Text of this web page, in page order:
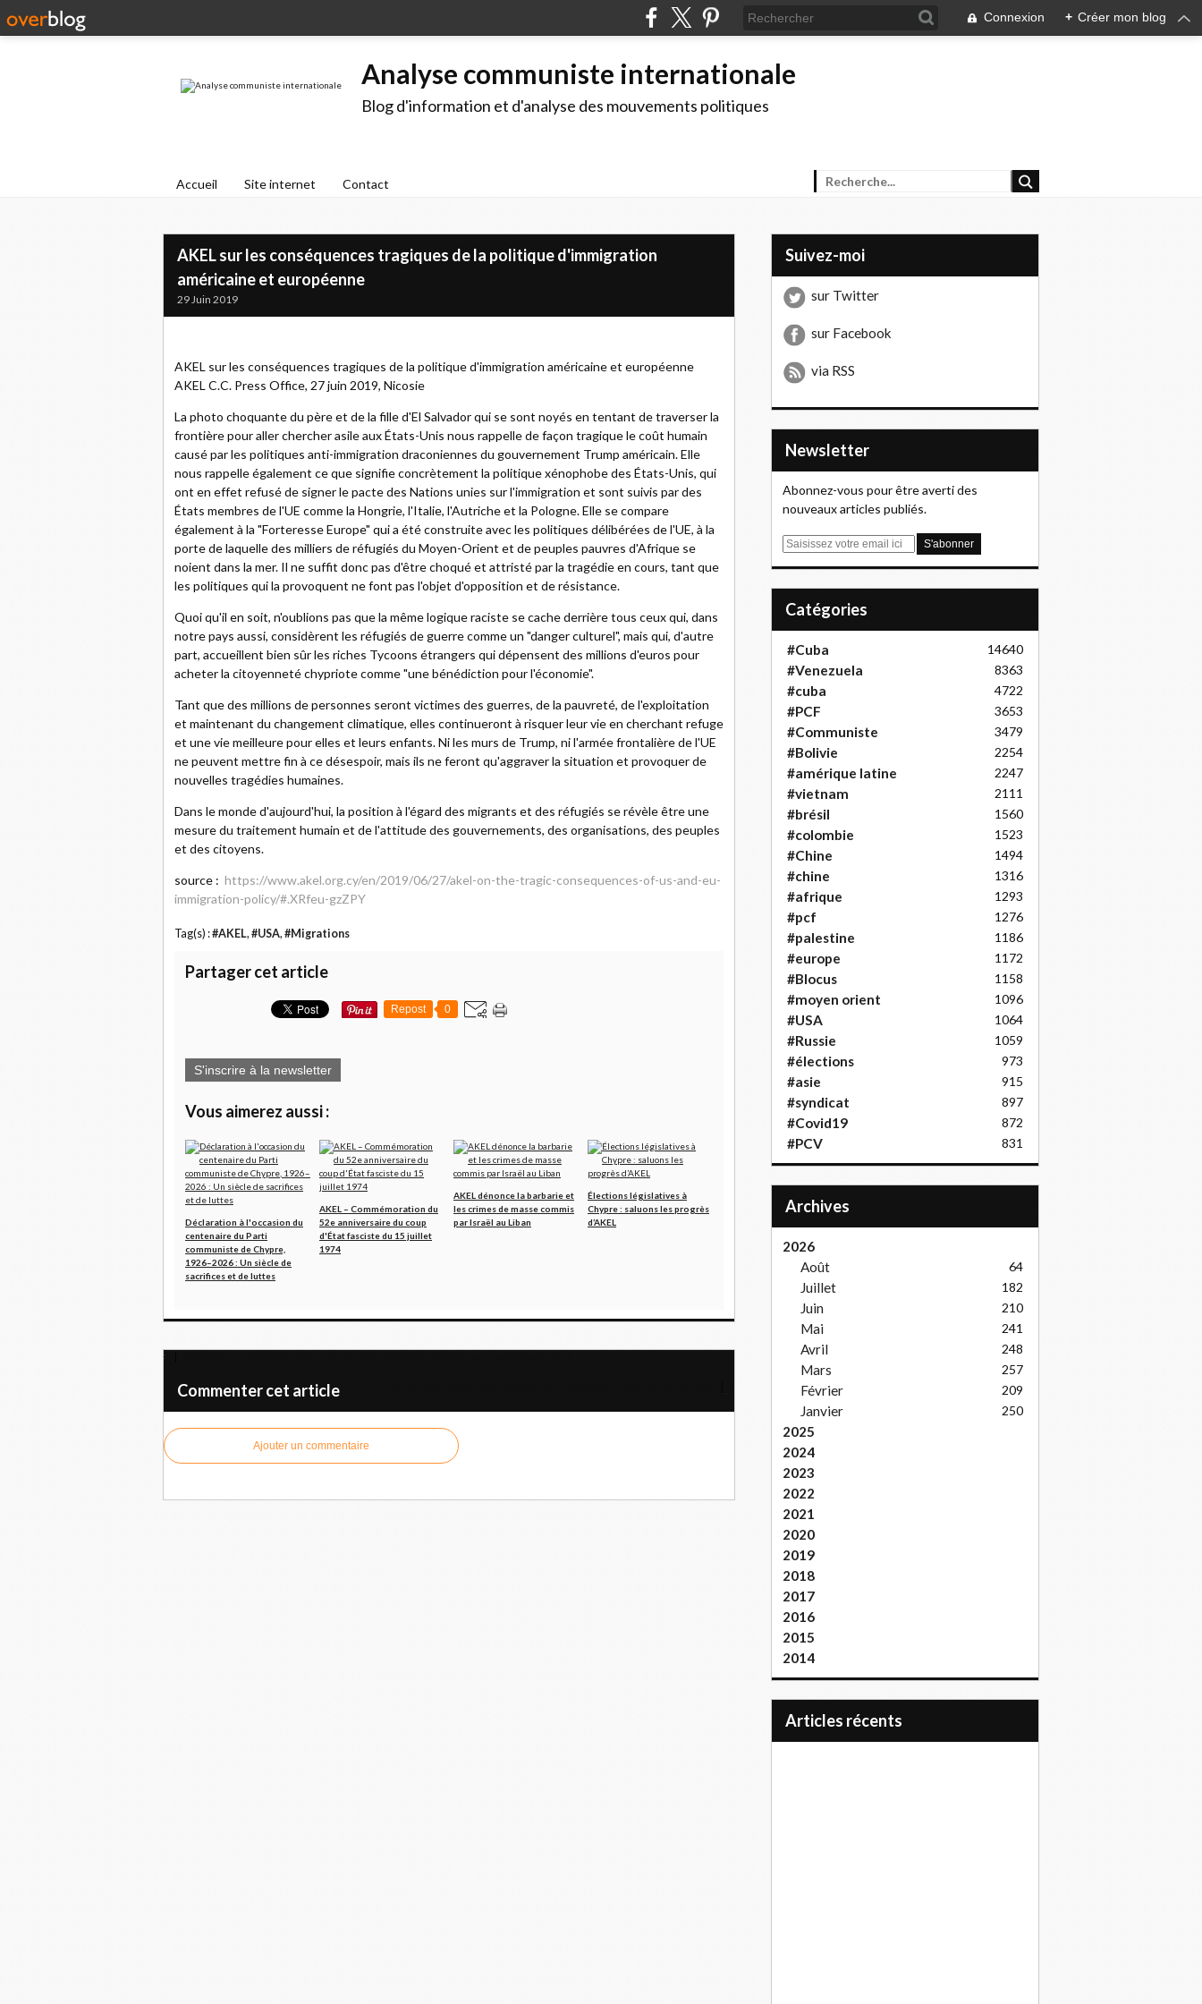
Connexion + Créer mon blog
Analyse communiste internationale
Blog d'information et d'analyse des mouvements politiques
Accueil Site internet Contact
AKEL sur les conséquences tragiques de la politique d'immigration
américaine et européenne
29 Juin 2019
AKEL sur les conséquences tragiques de la politique d'immigration américaine et européenne
AKEL C.C. Press Office, 27 juin 2019, Nicosie
La photo choquante du père et de la fille d'El Salvador qui se sont noyés en tentant de traverser la
frontière pour aller chercher asile aux États-Unis nous rappelle de façon tragique le coût humain
causé par les politiques anti-immigration draconiennes du gouvernement Trump américain. Elle
nous rappelle également ce que signifie concrètement la politique xénophobe des États-Unis, qui
ont en effet refusé de signer le pacte des Nations unies sur l'immigration et sont suivis par des
États membres de l'UE comme la Hongrie, l'Italie, l'Autriche et la Pologne. Elle se compare
également à la "Forteresse Europe" qui a été construite avec les politiques délibérées de l'UE, à la
porte de laquelle des milliers de réfugiés du Moyen-Orient et de peuples pauvres d'Afrique se
noient dans la mer. Il ne suffit donc pas d'être choqué et attristé par la tragédie en cours, tant que
les politiques qui la provoquent ne font pas l'objet d'opposition et de résistance.
Quoi qu'il en soit, n'oublions pas que la même logique raciste se cache derrière tous ceux qui, dans
notre pays aussi, considèrent les réfugiés de guerre comme un "danger culturel", mais qui, d'autre
part, accueillent bien sûr les riches Tycoons étrangers qui dépensent des millions d'euros pour
acheter la citoyenneté chypriote comme "une bénédiction pour l'économie".
Tant que des millions de personnes seront victimes des guerres, de la pauvreté, de l'exploitation
et maintenant du changement climatique, elles continueront à risquer leur vie en cherchant refuge
et une vie meilleure pour elles et leurs enfants. Ni les murs de Trump, ni l'armée frontalière de l'UE
ne peuvent mettre fin à ce désespoir, mais ils ne feront qu'aggraver la situation et provoquer de
nouvelles tragédies humaines.
Dans le monde d'aujourd'hui, la position à l'égard des migrants et des réfugiés se révèle être une
mesure du traitement humain et de l'attitude des gouvernements, des organisations, des peuples
et des citoyens.
source : https://www.akel.org.cy/en/2019/06/27/akel-on-the-tragic-consequences-of-us-and-eu-
immigration-policy/#.XRfeu-gzZPY
Tag(s) :#AKEL, #USA, #Migrations
Partager cet article
Repost 0
S'inscrire à la newsletter
Vous aimerez aussi :
Déclaration à l'occasion du
centenaire du Parti
communiste de Chypre,
1926–2026 : Un siècle de
sacrifices et de luttes
AKEL – Commémoration du
52e anniversaire du coup
d'État fasciste du 15 juillet
1974
AKEL dénonce la barbarie et
les crimes de masse commis
par Israël au Liban
Élections législatives à
Chypre : saluons les progrès
d’AKEL
Commenter cet article
Ajouter un commentaire
Suivez-moi
sur Twitter
sur Facebook
via RSS
Newsletter
Abonnez-vous pour être averti des
nouveaux articles publiés.
E
Catégories
#Cuba 14640
#Venezuela 8363
#cuba 4722
#PCF 3653
#Communiste 3479
#Bolivie 2254
#amérique latine 2247
#vietnam 2111
#brésil 1560
#colombie 1523
#Chine 1494
#chine 1316
#afrique 1293
#pcf 1276
#palestine 1186
#europe 1172
#Blocus 1158
#moyen orient 1096
#USA 1064
#Russie 1059
#élections 973
#asie 915
#syndicat 897
#Covid19 872
#PCV 831
Archives
2026
Août
64
Juillet 182
Juin 210
Mai 241
Avril 248
Mars 257
Février 209
Janvier 250
2025
2024
2023
2022
2021
2020
2019
2018
2017
2016
2015
2014
articles récents